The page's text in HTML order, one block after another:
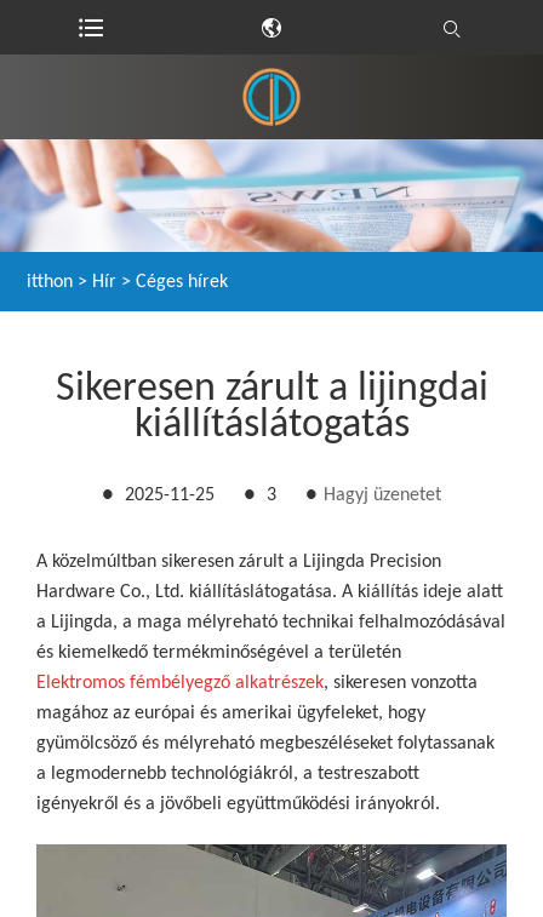
itthon > Hír >Céges hírek
Sikeresen zárult a lijingdai
kiállításlátogatás
● 2025-11-25 ● 3 ● Hagyj üzenetet
A közelmúltban sikeresen zárult a Lijingda Precision
Hardware Co., Ltd. kiállításlátogatása. A kiállítás ideje alatt
a Lijingda, a maga mélyreható technikai felhalmozódásával
és kiemelkedő termékminőségével a területén
Elektromos fémbélyegző alkatrészek, sikeresen vonzotta
magához az európai és amerikai ügyfeleket, hogy
gyümölcsöző és mélyreható megbeszéléseket folytassanak
a legmodernebb technológiákról, a testreszabott
igényekről és a jövőbeli együttműködési irányokról.